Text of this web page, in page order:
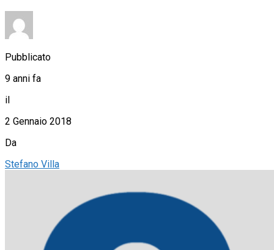
Pubblicato
9 anni fa
il
2 Gennaio 2018
Da
Stefano Villa